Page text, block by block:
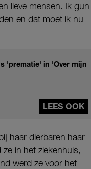
lieve mensen. Ik gun
en dat moet ik nu
'prematie' in 'Over mijn
LEES OOK
haar dierbaren haar
in het ziekenhuis,
werd ze voor het